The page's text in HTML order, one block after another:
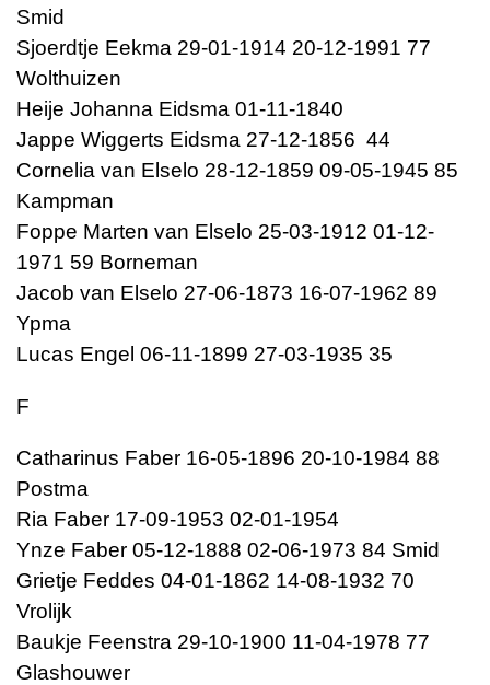
Smid
Sjoerdtje Eekma 29-01-1914 20-12-1991 77
Wolthuizen
Heije Johanna Eidsma 01-11-1840
Jappe Wiggerts Eidsma 27-12-1856 44
Cornelia van Elselo 28-12-1859 09-05-1945 85
Kampman
Foppe Marten van Elselo 25-03-1912 01-12-
1971 59 Borneman
Jacob van Elselo 27-06-1873 16-07-1962 89
Ypma
Lucas Engel 06-11-1899 27-03-1935 35
F
Catharinus Faber 16-05-1896 20-10-1984 88
Postma
Ria Faber 17-09-1953 02-01-1954
Ynze Faber 05-12-1888 02-06-1973 84 Smid
Grietje Feddes 04-01-1862 14-08-1932 70
Vrolijk
Baukje Feenstra 29-10-1900 11-04-1978 77
Glashouwer